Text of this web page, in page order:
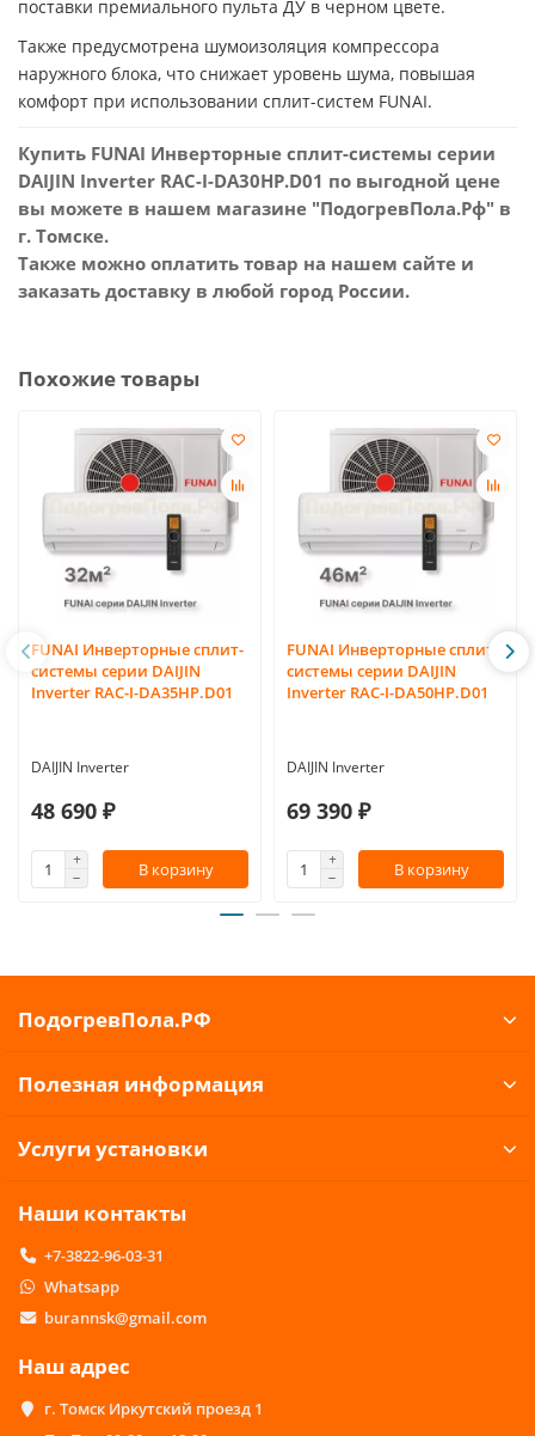
поставки премиального пульта ДУ в черном цвете.
Также предусмотрена шумоизоляция компрессора
наружного блока, что снижает уровень шума, повышая
комфорт при использовании сплит-систем FUNAI.
Купить FUNAI Инверторные сплит-системы серии
DAIJIN Inverter RAC-I-DA30HP.D01 по выгодной цене
вы можете в нашем магазине "ПодогревПола.Рф" в
г. Томске.
Также можно оплатить товар на нашем сайте и
заказать доставку в любой город России.
Похожие товары
FUNAI Инверторные сплит-
системы серии DAIJIN
Inverter RAC-I-DA35HP.D01
DAIJIN Inverter
48 690 ₽
В корзину
FUNAI Инверторные сплит-
системы серии DAIJIN
Inverter RAC-I-DA50HP.D01
DAIJIN Inverter
69 390 ₽
В корзину
ПодогревПола.РФ
Полезная информация
Услуги установки
Наши контакты
+7-3822-96-03-31
Whatsapp
burannsk@gmail.com
Наш адрес
г. Томск Иркутский проезд 1